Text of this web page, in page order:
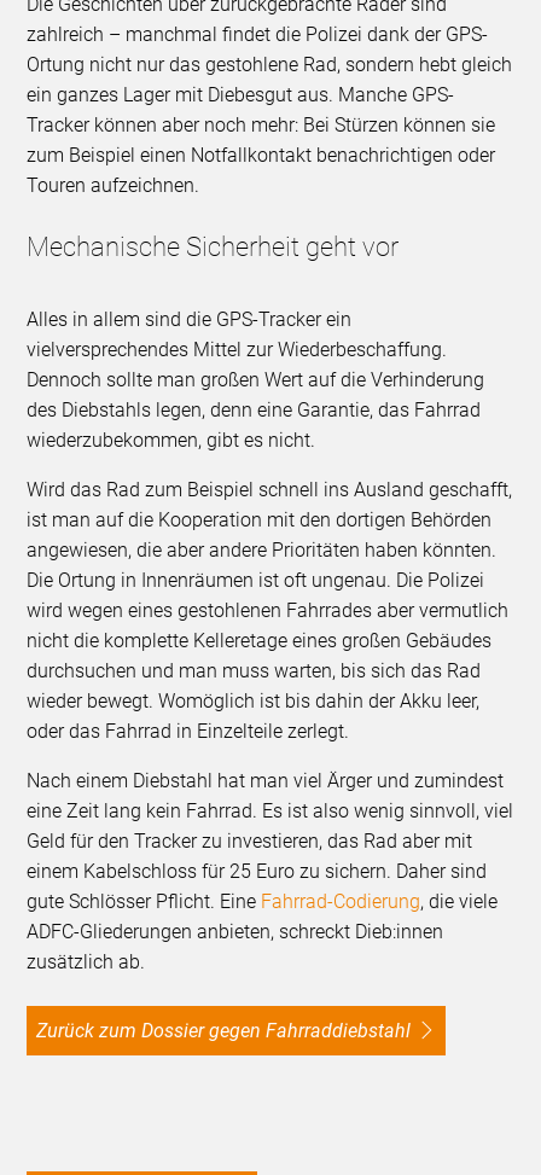
Die Geschichten über zurückgebrachte Räder sind
zahlreich – manchmal findet die Polizei dank der GPS-
Ortung nicht nur das gestohlene Rad, sondern hebt gleich
ein ganzes Lager mit Diebesgut aus. Manche GPS-
Tracker können aber noch mehr: Bei Stürzen können sie
zum Beispiel einen Notfallkontakt benachrichtigen oder
Touren aufzeichnen.
Mechanische Sicherheit geht vor
Alles in allem sind die GPS-Tracker ein
vielversprechendes Mittel zur Wiederbeschaffung.
Dennoch sollte man großen Wert auf die Verhinderung
des Diebstahls legen, denn eine Garantie, das Fahrrad
wiederzubekommen, gibt es nicht.
Wird das Rad zum Beispiel schnell ins Ausland geschafft,
ist man auf die Kooperation mit den dortigen Behörden
angewiesen, die aber andere Prioritäten haben könnten.
Die Ortung in Innenräumen ist oft ungenau. Die Polizei
wird wegen eines gestohlenen Fahrrades aber vermutlich
nicht die komplette Kelleretage eines großen Gebäudes
durchsuchen und man muss warten, bis sich das Rad
wieder bewegt. Womöglich ist bis dahin der Akku leer,
oder das Fahrrad in Einzelteile zerlegt.
Nach einem Diebstahl hat man viel Ärger und zumindest
eine Zeit lang kein Fahrrad. Es ist also wenig sinnvoll, viel
Geld für den Tracker zu investieren, das Rad aber mit
einem Kabelschloss für 25 Euro zu sichern. Daher sind
gute Schlösser Pflicht. Eine Fahrrad-Codierung, die viele
ADFC-Gliederungen anbieten, schreckt Dieb:innen
zusätzlich ab.
Zurück zum Dossier gegen Fahrraddiebstahl